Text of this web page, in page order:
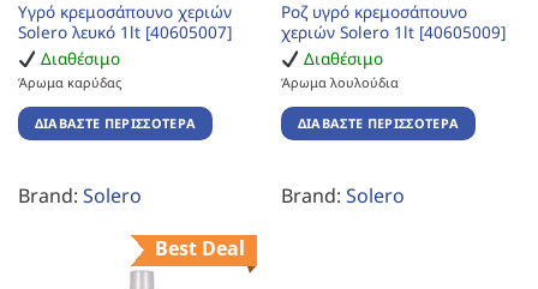
Υγρό κρεμοσάπουνο χεριών
Solero λευκό 1lt [40605007]
Διαθέσιμο
Άρωμα καρύδας
ΔΙΑΒΆΣΤΕ ΠΕΡΙΣΣΌΤΕΡΑ
Brand: Solero
Ροζ υγρό κρεμοσάπουνο
χεριών Solero 1lt [40605009]
Διαθέσιμο
Άρωμα λουλούδια
ΔΙΑΒΆΣΤΕ ΠΕΡΙΣΣΌΤΕΡΑ
Brand: Solero
Best Deal